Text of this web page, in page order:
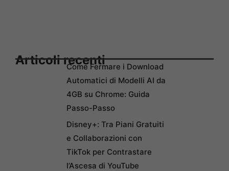
Articoli recentiCome Fermare i Download
Automatici di Modelli AI da
4GB su Chrome: Guida
Passo-Passo
Disney+: Tra Piani Gratuiti
e Collaborazioni con
TikTok per Contrastare
l’Ascesa di YouTube